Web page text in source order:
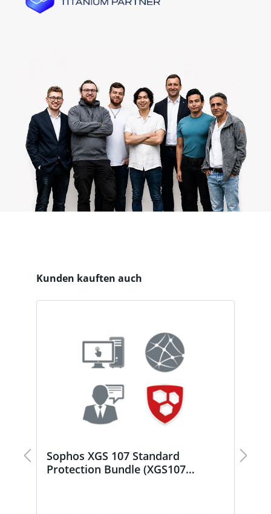
Produktgalerie überspringen
Kunden kauften auch
Sophos XGS 107 Standard
Protection Bundle (XGS107